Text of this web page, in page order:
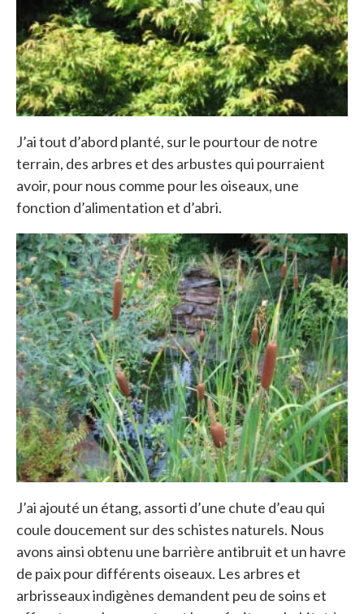
J’ai tout d’abord planté, sur le pourtour de notre
terrain, des arbres et des arbustes qui pourraient
avoir, pour nous comme pour les oiseaux, une
fonction d’alimentation et d’abri.
J’ai ajouté un étang, assorti d’une chute d’eau qui
coule doucement sur des schistes naturels. Nous
avons ainsi obtenu une barrière antibruit et un havre
de paix pour différents oiseaux. Les arbres et
arbrisseaux indigènes demandent peu de soins et